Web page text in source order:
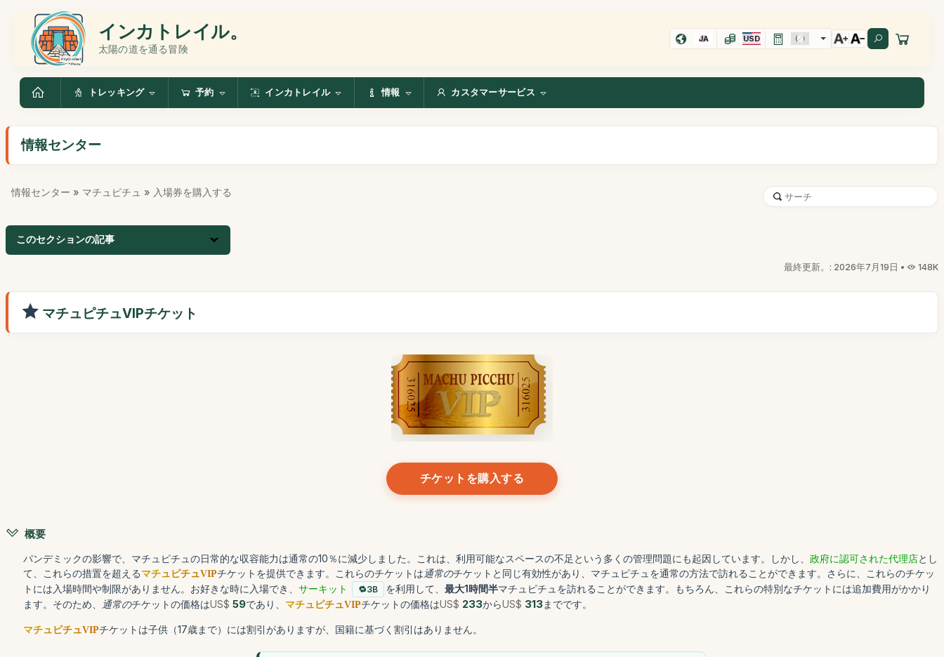
インカトレイル。
太陽の道を通る冒険
JA USD
トレッキング 予約 インカトレイル 情報 カスタマーサービス
情報センター
情報センター » マチュピチュ » 入場券を購入する
このセクションの記事
最終更新。: 2026年7月19日 • 148K
マチュピチュVIPチケット
チケットを購入する
概要
パンデミックの影響で、マチュピチュの日常的な収容能力は通常の10％に減少しました。これは、利用可能なスペースの不足という多くの管理問題にも起因しています。しかし、 政府に認可された代理店とし
て、これらの措置を超える マチュピチュVIPチケットを提供できます。これらのチケットは通常のチケットと同じ有効性があり、マチュピチュを通常の方法で訪れることができます。さらに、これらのチケッ
トには入場時間や制限がありません。お好きな時に入場でき、 サーキット 3B を利用して、 最大1時間半マチュピチュを訪れることができます。もちろん、これらの特別なチケットには追加費用がかかり
ます。そのため、
通常のチケットの価格はUS$ 59であり、 マチュピチュVIPチケットの価格はUS$ 233からUS$ 313までです。
マチュピチュVIPチケットは子供（17歳まで）には割引がありますが、国籍に基づく割引はありません。